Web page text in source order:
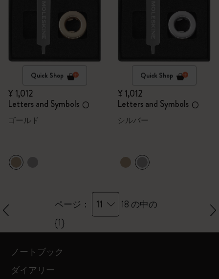
Quick Shop
¥ 1,012
Letters and Symbols O
ゴールド
Quick Shop
¥ 1,012
Letters and Symbols O
シルバー
ページ： 11
18 の中の
{1}
ノートブック
ダイアリー